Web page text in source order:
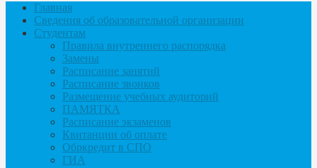
Главная
Сведения об образовательной организации
Студентам
Правила внутреннего распорядка
Замены
Расписание занятий
Расписание звонков
Размещение учебных аудиторий
ПАМЯТКА
Расписание экзаменов
Квитанции об оплате
Обркредит в СПО
ГИА